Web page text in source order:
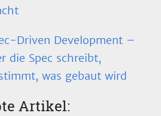
Driven Development –
die Spec schreibt,
was gebaut wird
Artikel: